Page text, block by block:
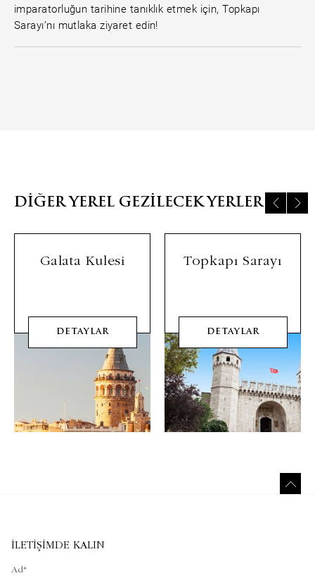
imparatorluğun tarihine tanıklık etmek için, Topkapı
Sarayı’nı mutlaka ziyaret edin!
DIĞER YEREL GEZILECEK YERLER
DETAYLAR
Galata Kulesi
DETAYLAR
Topkapı Sarayı